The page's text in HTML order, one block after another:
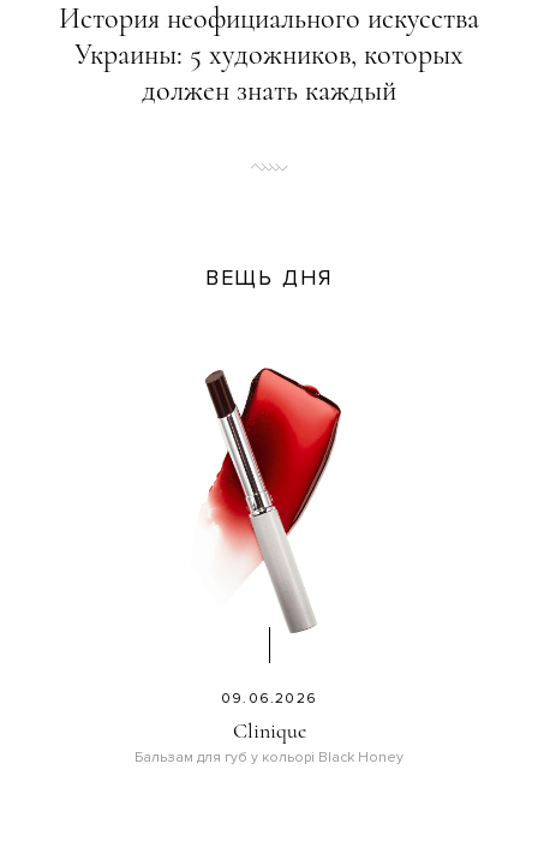
История неофициального искусства
Украины: 5 художников, которых
должен знать каждый
ВЕЩЬ ДНЯ
09.06.2026
Clinique
Бальзам для губ у кольорі Black Honey